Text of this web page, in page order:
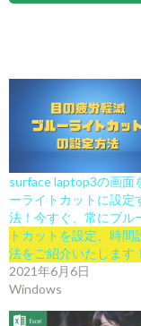
surface laptop3の画面
ーライトカットに設定
法！今すぐ、常にブル
トカットを設定、時間
法をご紹介いたします！
2021年6月6日
Windows